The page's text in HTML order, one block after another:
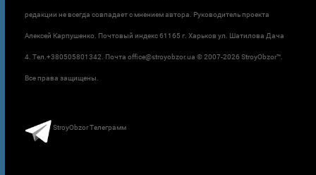
редакции не всегда совпадает с мнением автора. Руководитель проекта
Алексей Карпушенко. Почтовый индекс 61165 г. Харьков ул. Шатилова Дача
4. Тел.+380505801342. Почта office@stroyobzor.ua © 2007-2026 StroyObzor™.
Все права защищены.
StroyObzor Телеграмм